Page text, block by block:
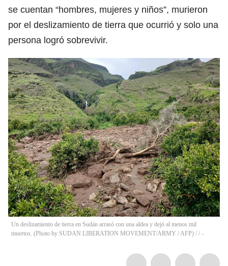
se cuentan “hombres, mujeres y niños”, murieron
por el deslizamiento de tierra que ocurrió y solo una
persona logró sobrevivir.
Un deslizamiento de tierra en Sudán arrasó con una aldea y dejó al menos mil
muertos. (Photo by SUDAN LIBERATION MOVEMENT/ARMY / AFP) / / -